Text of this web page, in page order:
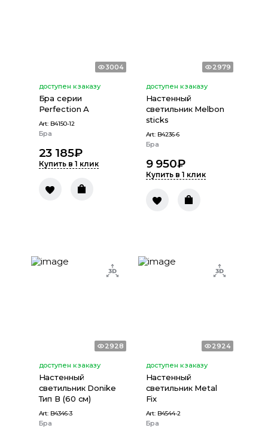
3004
доступен к заказу
Бра серии
Perfection А
Art: B4150-12
Бра
23 185₽
Купить в 1 клик
2979
доступен к заказу
Настенный
светильник Melbon
sticks
Art: B4236-6
Бра
9 950₽
Купить в 1 клик
2928
доступен к заказу
Настенный
светильник Donike
Тип В (60 см)
Art: B4346-3
Бра
2924
доступен к заказу
Настенный
светильник Metal
Fix
Art: B4544-2
Бра